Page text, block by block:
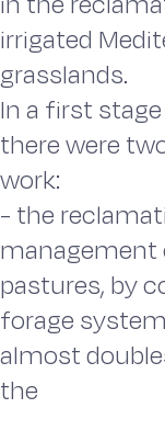
irrigated
grasslands.
In a first
there were
work:
- the
pastures, by
forage
almost
the